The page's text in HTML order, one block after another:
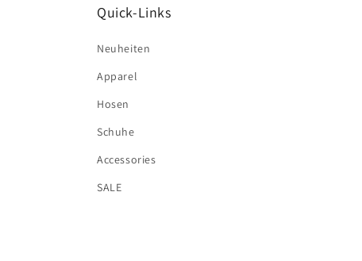
Quick-Links
Neuheiten
Apparel
Hosen
Schuhe
Accessories
SALE